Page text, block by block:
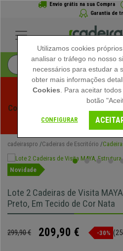
Envio grátis na sua Compra
Garantia de
Começam os Saldos de Verão
Exclusivos por Tempo
cadeiraspro Cadeiras de Escritório
Novidade
Lote 2 Cadeiras de Visita
Preto, Em Tecido de Cor Nata
299,90 € 209,90 € -30%
Utilizamos cookies
analisar o tráfego no nosso
necessários para estudar a
obter mais informações
Cookies . Para aceitar
botão
CONFIGURAR